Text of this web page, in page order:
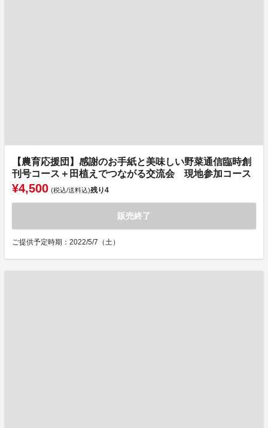
【農育応援団】感謝のお手紙と美味しい野菜通信臨時創
刊号コース＋田植えでつながる交流会 現地参加コース
¥4,500 (税込/送料込)残り4
販売終了
ご提供予定時期：2022/5/7（土）